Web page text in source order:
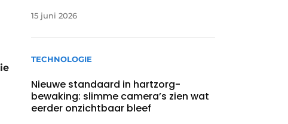
15 juni 2026
TECHNOLOGIE
Nieuwe standaard in hartzorg-
bewaking: slimme camera’s zien wat
eerder onzichtbaar bleef